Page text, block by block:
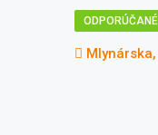
ODPORÚČANÉ